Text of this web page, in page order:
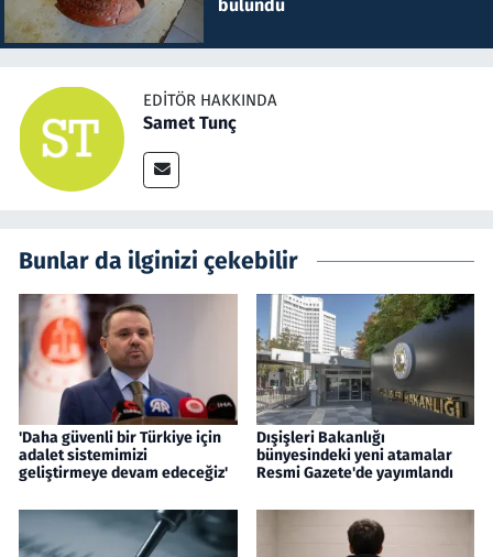
bulundu
EDITÖR HAKKINDA
Samet Tunç
Bunlar da ilginizi çekebilir
'Daha güvenli bir Türkiye için
adalet sistemimizi
geliştirmeye devam edeceğiz'
Dışişleri Bakanlığı
bünyesindeki yeni atamalar
Resmi Gazete'de yayımlandı